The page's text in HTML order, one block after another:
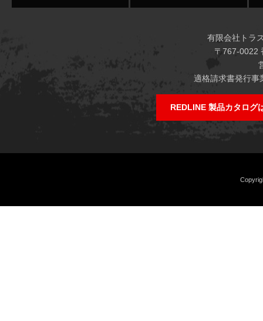
有限会社トラ
〒767-0022
適格請求書発行
REDLINE 製品カタログ